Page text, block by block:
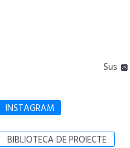
Sus
INSTAGRAM
BIBLIOTECA DE PROIECTE